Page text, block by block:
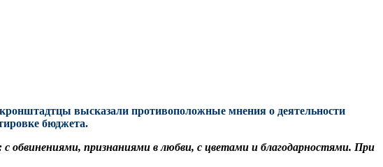
высказали противоположные мнения о деятельности
бюджета.
признаниями в любви, с цветами и благодарностями. При